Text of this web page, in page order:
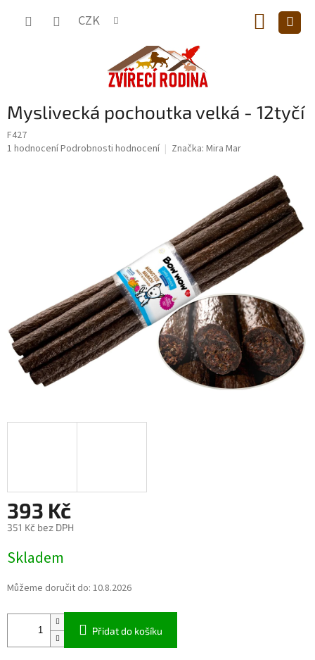
CZK
KOŠÍK
Myslivecká pochoutka velká - 12tyčí
F427
Průměrné
1 hodnoceníPodrobnosti hodnocení Značka: Mira Mar
393 Kč
351 Kč bez DPH
cena:
Skladem
Můžeme doručit do: 10.8.2026
Přidat do košíku